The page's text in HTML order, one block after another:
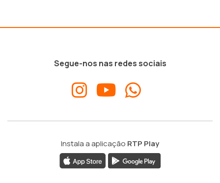
Segue-nos nas redes sociais
Instala a aplicação RTP Play